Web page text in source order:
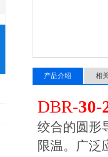
产品介绍 相
DBR-30-
绞合的圆形
限温。广泛